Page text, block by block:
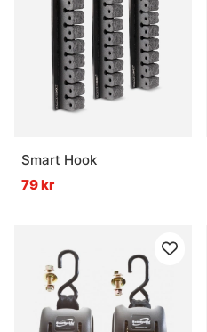
ordning på båt, motor och
» Tillbaka till elektronik
Vad är ett
Vad är ett trailerlås?
Smart Hook
79 kr